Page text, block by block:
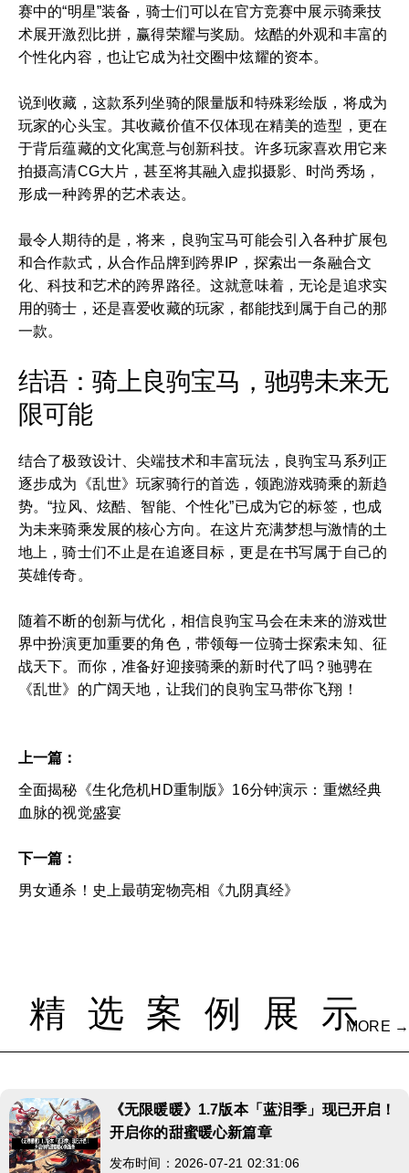
赛中的“明星”装备，骑士们可以在官方竞赛中展示骑乘技
术展开激烈比拼，赢得荣耀与奖励。炫酷的外观和丰富的
个性化内容，也让它成为社交圈中炫耀的资本。
说到收藏，这款系列坐骑的限量版和特殊彩绘版，将成为
玩家的心头宝。其收藏价值不仅体现在精美的造型，更在
于背后蕴藏的文化寓意与创新科技。许多玩家喜欢用它来
拍摄高清CG大片，甚至将其融入虚拟摄影、时尚秀场，
形成一种跨界的艺术表达。
最令人期待的是，将来，良驹宝马可能会引入各种扩展包
和合作款式，从合作品牌到跨界IP，探索出一条融合文
化、科技和艺术的跨界路径。这就意味着，无论是追求实
用的骑士，还是喜爱收藏的玩家，都能找到属于自己的那
一款。
结语：骑上良驹宝马，驰骋未来无
限可能
结合了极致设计、尖端技术和丰富玩法，良驹宝马系列正
逐步成为《乱世》玩家骑行的首选，领跑游戏骑乘的新趋
势。“拉风、炫酷、智能、个性化”已成为它的标签，也成
为未来骑乘发展的核心方向。在这片充满梦想与激情的土
地上，骑士们不止是在追逐目标，更是在书写属于自己的
英雄传奇。
随着不断的创新与优化，相信良驹宝马会在未来的游戏世
界中扮演更加重要的角色，带领每一位骑士探索未知、征
战天下。而你，准备好迎接骑乘的新时代了吗？驰骋在
《乱世》的广阔天地，让我们的良驹宝马带你飞翔！
上一篇：
全面揭秘《生化危机HD重制版》16分钟演示：重燃经典
血脉的视觉盛宴
下一篇：
男女通杀！史上最萌宠物亮相《九阴真经》
精选案例展示MORE →
《无限暖暖》1.7版本「蓝泪季」现已开启！
开启你的甜蜜暖心新篇章
发布时间：2026-07-21 02:31:06